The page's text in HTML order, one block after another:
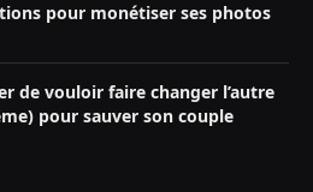
pour monétiser ses photos
de vouloir faire changer l’autre
pour sauver son couple